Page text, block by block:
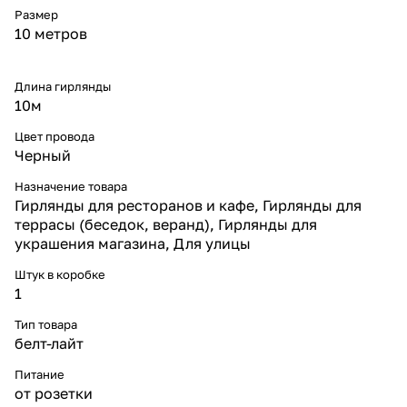
качественных LED-ламп.
Особенности и преимущества
* 25 цоколей E27 с шагом 40
см;
* совместимость с лампами
любого типа: LED,
энергосберегающими,
декоративными;
влагонепроницаемость и
пылезащита;
* морозостойкость до –40 °C,
круглогодичная эксплуатация;
безопасного монтажа;
* удобное подключение к сети
* экономия электроэнергии
при использовании LED-ламп.
* оформление кафе,
ресторанов и летних веранд;
Размер
10 метров
Длина гирлянды
10м
Цвет провода
Черный
Назначение товара
Гирлянды для ресторанов и кафе, Гирлянды для
террасы (беседок, веранд), Гирлянды для
украшения магазина, Для улицы
Штук в коробке
1
Тип товара
белт-лайт
Питание
от розетки